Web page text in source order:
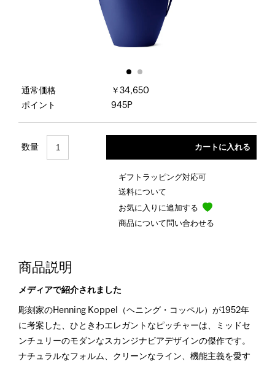
通常価格
￥34,650
ポイント
945P
数量
ギフトラッピング対応可
送料について
お気に入りに追加する
商品について問い合わせる
商品説明
メディアで紹介されました
彫刻家のHenning Koppel（ヘニング・コッペル）が1952年
に考案した、ひときわエレガントなピッチャーは、ミッドセ
ンチュリーのモダンなスカンジナビアデザインの傑作です。
ナチュラルなフォルム、クリーンなライン、機能主義を愛す